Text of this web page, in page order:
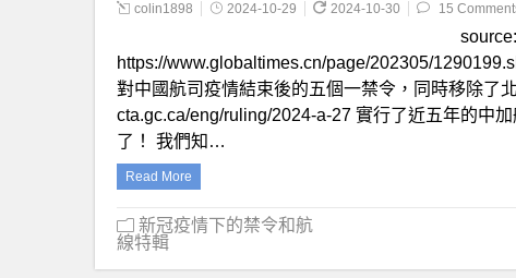
colin1898 2024-10-29 2024-10-30 15
source:
https://www.globaltimes.cn/page/202305/
對中國航司疫情結束後的五個一禁令，同時移除了
cta.gc.ca/eng/ruling/2024-a-27 實行了近五年的中
了！ 我們知…
Read More
新冠疫情下的禁令和航
線特輯